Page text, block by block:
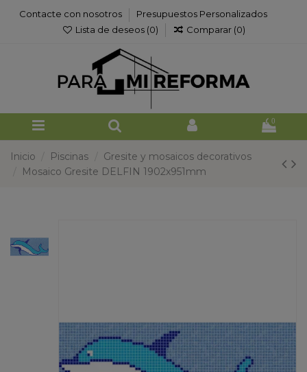
Contacte con nosotros
Presupuestos Personalizados
Lista de deseos (0) Comparar (0)
0
Inicio Piscinas
Gresite y mosaicos decorativos
Mosaico Gresite DELFIN 1902x951mm